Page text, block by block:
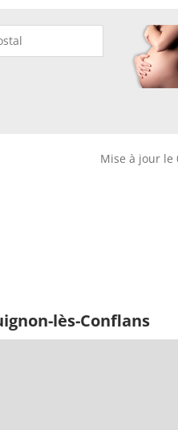
Mise à jour le
lès-Conflans